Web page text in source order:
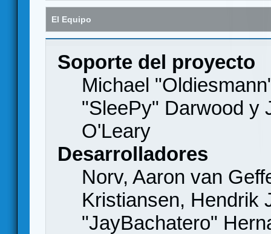
El Equipo
Soporte del proyecto
Michael
"SleePy" Darwood y
O'Leary
Desarrolladores
Norv, Aaron van
Kristiansen, Hendrik
"JayBachatero"